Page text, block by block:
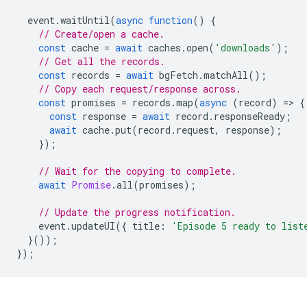
event.waitUntil(async function()
{
// Create/open a cache.
const cache = await caches .open( 'downloads' );
// Get all the records.
const records = await bgFetch .matchAll();
// Copy each request/response across.
const promises = records .map(async (record) => {
const response = await record . responseReady ;
await cache.put(record . request, response);
});
// Wait for the copying to complete.
await Promise.all(promises);
// Update the progress notification.
event.updateUI({ title :
'Episode 5 ready to
}());
});